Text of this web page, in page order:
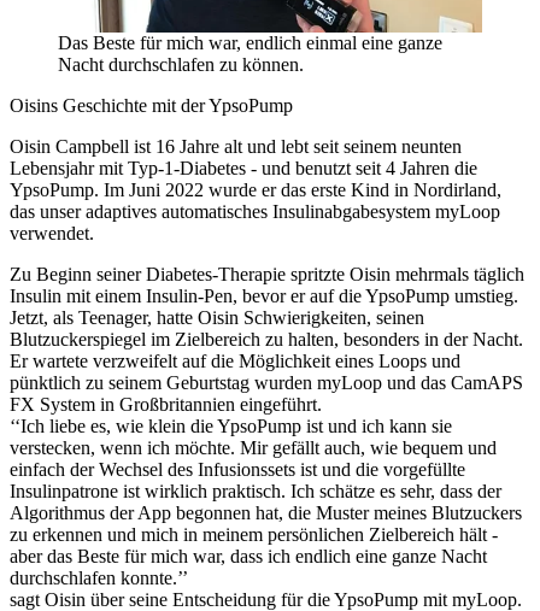
Das Beste für mich war, endlich einmal eine ganze
Nacht durchschlafen zu können.
Oisins Geschichte mit der YpsoPump
Oisin Campbell ist 16 Jahre alt und lebt seit seinem neunten
Lebensjahr mit Typ-1-Diabetes - und benutzt seit 4 Jahren die
YpsoPump. Im Juni 2022 wurde er das erste Kind in Nordirland,
das unser adaptives automatisches Insulinabgabesystem myLoop
verwendet.
Zu Beginn seiner Diabetes-Therapie spritzte Oisin mehrmals täglich
Insulin mit einem Insulin-Pen, bevor er auf die YpsoPump umstieg.
Jetzt, als Teenager, hatte Oisin Schwierigkeiten, seinen
Blutzuckerspiegel im Zielbereich zu halten, besonders in der Nacht.
Er wartete verzweifelt auf die Möglichkeit eines Loops und
pünktlich zu seinem Geburtstag wurden myLoop und das CamAPS
FX System in Großbritannien eingeführt.
‘‘Ich liebe es, wie klein die YpsoPump ist und ich kann sie
verstecken, wenn ich möchte. Mir gefällt auch, wie bequem und
einfach der Wechsel des Infusionssets ist und die vorgefüllte
Insulinpatrone ist wirklich praktisch. Ich schätze es sehr, dass der
Algorithmus der App begonnen hat, die Muster meines Blutzuckers
zu erkennen und mich in meinem persönlichen Zielbereich hält -
aber das Beste für mich war, dass ich endlich eine ganze Nacht
durchschlafen konnte.’’
sagt Oisin über seine Entscheidung für die YpsoPump mit myLoop.